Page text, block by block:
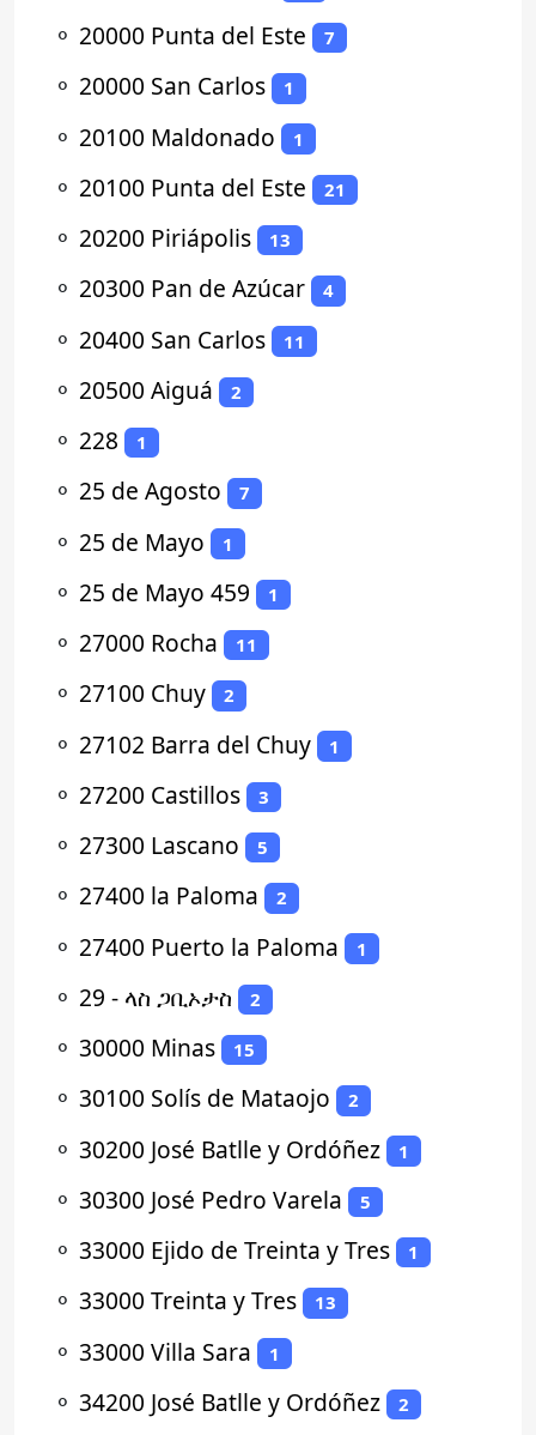
⚬ 20000 Punta del Este 7
⚬ 20000 San Carlos 1
⚬ 20100 Maldonado 1
⚬ 20100 Punta del Este 21
⚬ 20200 Piriápolis 13
⚬ 20300 Pan de Azúcar 4
⚬ 20400 San Carlos 11
⚬ 20500 Aiguá 2
⚬ 228 1
⚬ 25 de Agosto 7
⚬ 25 de Mayo 1
⚬ 25 de Mayo 459 1
⚬ 27000 Rocha 11
⚬ 27100 Chuy 2
⚬ 27102 Barra del Chuy 1
⚬ 27200 Castillos 3
⚬ 27300 Lascano 5
⚬ 27400 la Paloma 2
⚬ 27400 Puerto la Paloma 1
⚬ 29 - ላስ ጋቢኦታስ 2
⚬ 30000 Minas 15
⚬ 30100 Solís de Mataojo 2
⚬ 30200 José Batlle y Ordóñez 1
⚬ 30300 José Pedro Varela 5
⚬ 33000 Ejido de Treinta y Tres 1
⚬ 33000 Treinta y Tres 13
⚬ 33000 Villa Sara 1
⚬ 34200 José Batlle y Ordóñez 2